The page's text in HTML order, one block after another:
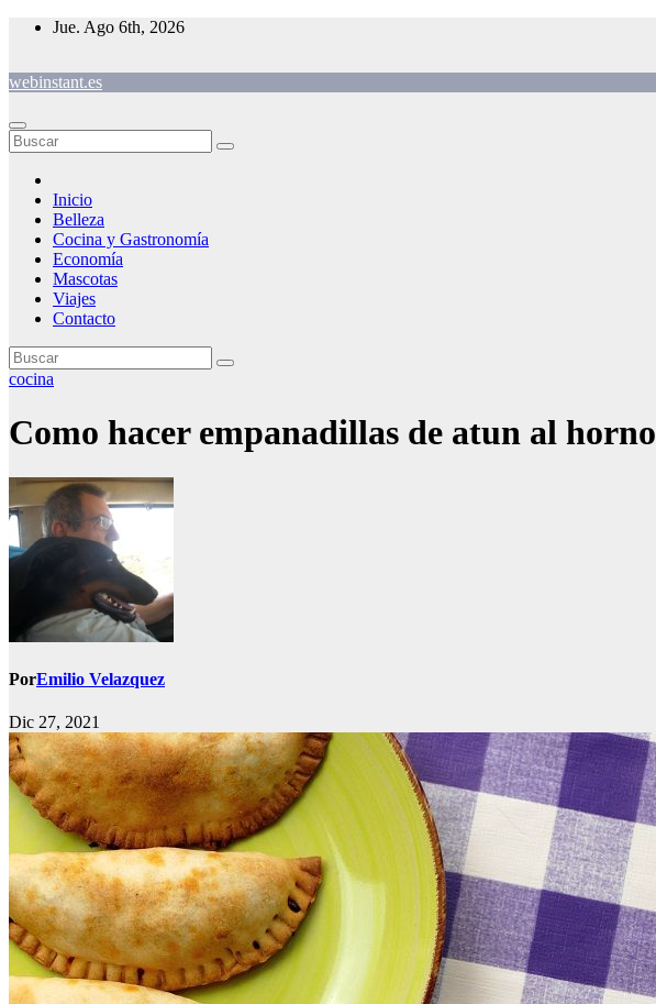
Saltar
Jue. Ago 6th, 2026
webinstant.es
Inicio
Belleza
Cocina y Gastronomía
Economía
Mascotas
Viajes
Contacto
cocina
Como hacer empanadillas de atun al horno
PorEmilio Velazquez
Dic 27, 2021